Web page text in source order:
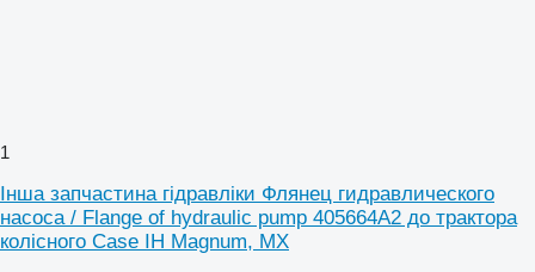
1
Інша запчастина гідравліки Флянец гидравлического
насоса / Flange of hydraulic pump 405664A2 до трактора
колісного Case IH Magnum, MX